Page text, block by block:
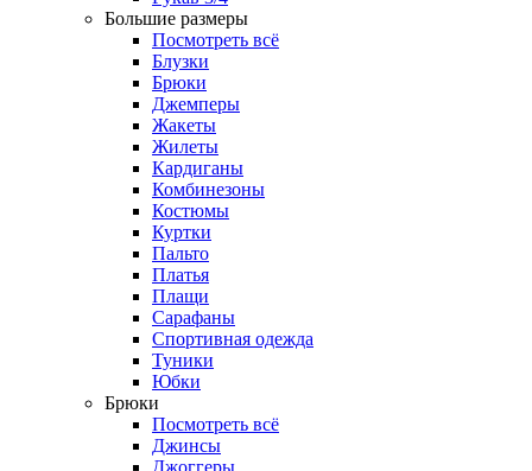
Большие размеры
Посмотреть всё
Блузки
Брюки
Джемперы
Жакеты
Жилеты
Кардиганы
Комбинезоны
Костюмы
Куртки
Пальто
Платья
Плащи
Сарафаны
Спортивная одежда
Туники
Юбки
Брюки
Посмотреть всё
Джинсы
Джоггеры